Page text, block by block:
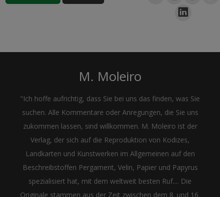
M. Moleiro
"Ich hoffe aufrichtig, dass Sie bei uns das finden, was Sie
suchen. Alle Kommentare oder Anregungen, die Sie uns
zukommen lassen, sind willkommen. M. Moleiro ist der
Verlag, der sich auf die Reproduktion von Kodizes,
Landkarten und Kunstwerken im Allgemeinen auf den
Beschreibstoffen Pergament, Velin, Papier und Papyrus
spezialisiert hat, mit dem weltweit besten Ruf.... Die
Originale stammen aus der Zeit zwischen dem 8. und 16.